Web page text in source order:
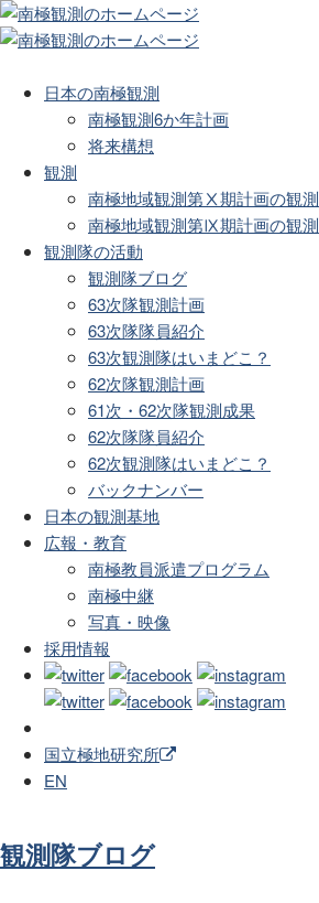
日本の南極観測
南極観測6か年計画
将来構想
観測
南極地域観測第Ⅹ期計画の観測
南極地域観測第Ⅸ期計画の観測
観測隊の活動
観測隊ブログ
63次隊観測計画
63次隊隊員紹介
63次観測隊はいまどこ？
62次隊観測計画
61次・62次隊観測成果
62次隊隊員紹介
62次観測隊はいまどこ？
バックナンバー
日本の観測基地
広報・教育
南極教員派遣プログラム
南極中継
写真・映像
採用情報
国立極地研究所
EN
観測隊ブログ